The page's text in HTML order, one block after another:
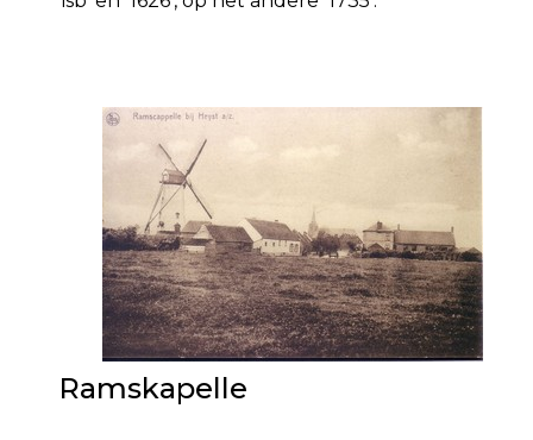
Ramskapelle